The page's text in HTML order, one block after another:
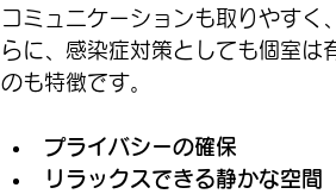
コミュニケーションも取りやすく
らに、感染症対策としても個室は
のも特徴です。
プライバシーの確保
リラックスできる静かな空間